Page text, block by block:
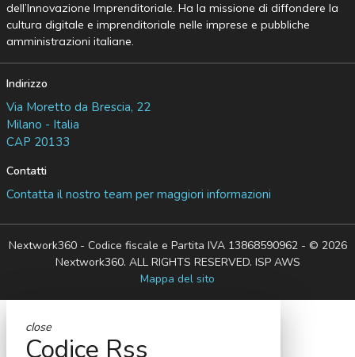
dell’Innovazione Imprenditoriale. Ha la missione di diffondere la
cultura digitale e imprenditoriale nelle imprese e pubbliche
amministrazioni italiane.
Indirizzo
Via Moretto da Brescia, 22
Milano - Italia
CAP 20133
Contatti
Contatta il nostro team per maggiori informazioni
Nextwork360 - Codice fiscale e Partita IVA 13868590962 - © 2026
Nextwork360. ALL RIGHTS RESERVED. ISP AWS
Mappa del sito
close
Codice Rss